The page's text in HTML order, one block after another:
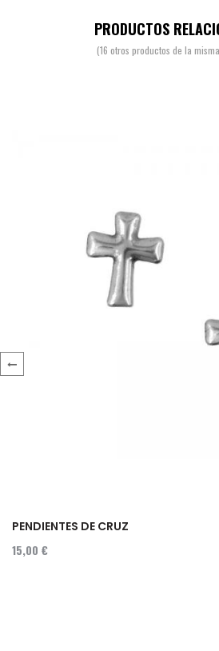
PRODUCTOS
(16 otros productos de la
PENDIENTES DE CRUZ
15,00 €